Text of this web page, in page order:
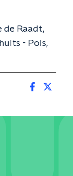
de Raadt,
- Pols,